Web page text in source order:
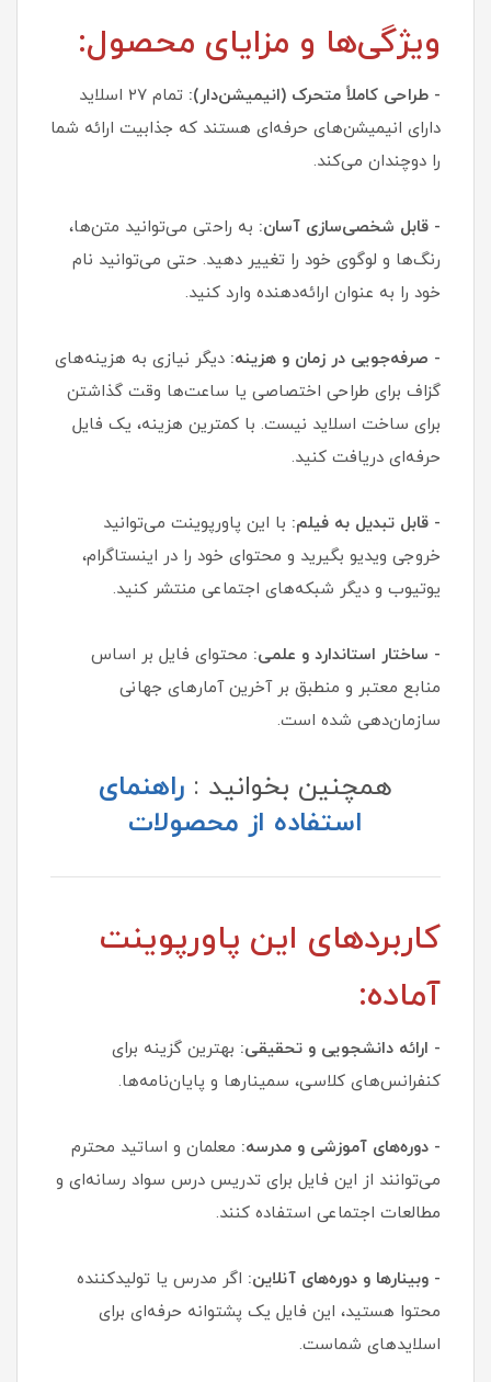
ویژگی‌ها و مزایای محصول:
- طراحی کاملاً متحرک (انیمیشن‌دار):
تمام ۲۷ اسلاید
دارای انیمیشن‌های حرفه‌ای هستند که جذابیت ارائه شما
را دوچندان می‌کند.
- قابل شخصی‌سازی آسان: به راحتی می‌توانید متن‌ها،
رنگ‌ها و لوگوی خود را تغییر دهید. حتی می‌توانید نام
خود را به عنوان ارائه‌دهنده وارد کنید.
- صرفه‌جویی در زمان و هزینه: دیگر نیازی به هزینه‌های
گزاف برای طراحی اختصاصی یا ساعت‌ها وقت گذاشتن
برای ساخت اسلاید نیست. با کمترین هزینه، یک فایل
حرفه‌ای دریافت کنید.
- قابل تبدیل به فیلم: با این پاورپوینت می‌توانید
خروجی ویدیو بگیرید و محتوای خود را در اینستاگرام،
یوتیوب و دیگر شبکه‌های اجتماعی منتشر کنید.
- ساختار استاندارد و علمی: محتوای فایل بر اساس
منابع معتبر و منطبق بر آخرین آمارهای جهانی
سازمان‌دهی شده است.
همچنین بخوانید : راهنمای
استفاده از محصولات
کاربردهای این پاورپوینت
آماده:
- ارائه دانشجویی و تحقیقی: بهترین گزینه برای
کنفرانس‌های کلاسی، سمینارها و پایان‌نامه‌ها.
- دوره‌های آموزشی و مدرسه: معلمان و اساتید محترم
می‌توانند از این فایل برای تدریس درس سواد رسانه‌ای و
مطالعات اجتماعی استفاده کنند.
- وبینارها و دوره‌های آنلاین: اگر مدرس یا تولیدکننده
محتوا هستید، این فایل یک پشتوانه حرفه‌ای برای
اسلایدهای شماست.